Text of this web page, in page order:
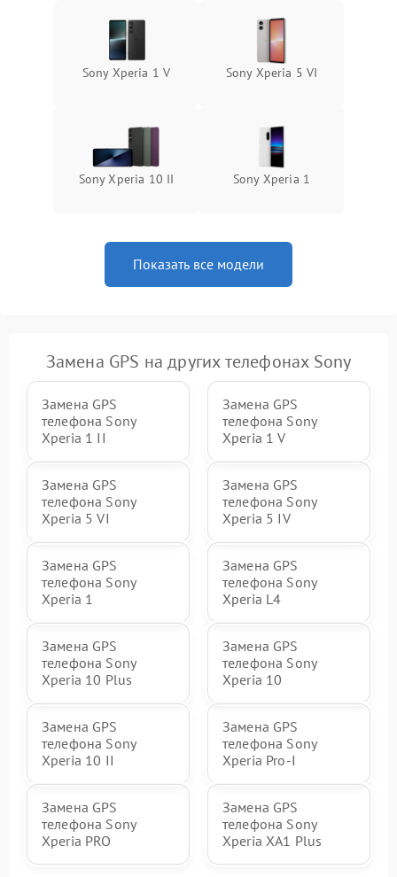
Sony Xperia 1 V Sony Xperia 5 VI
Sony Xperia 10 II Sony Xperia 1
Показать все модели
Замена GPS на других телефонах Sony
Замена GPS
телефона Sony
Xperia 1 II
Замена GPS
телефона Sony
Xperia 1 V
Замена GPS
телефона Sony
Xperia 5 VI
Замена GPS
телефона Sony
Xperia 5 IV
Замена GPS
телефона Sony
Xperia 1
Замена GPS
телефона Sony
Xperia L4
Замена GPS
телефона Sony
Xperia 10 Plus
Замена GPS
телефона Sony
Xperia 10
Замена GPS
телефона Sony
Xperia 10 II
Замена GPS
телефона Sony
Xperia Pro‑I
Замена GPS
телефона Sony
Xperia PRO
Замена GPS
телефона Sony
Xperia XA1 Plus